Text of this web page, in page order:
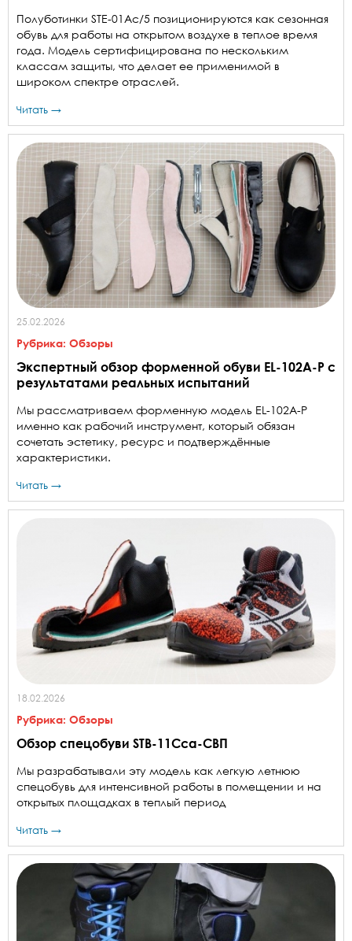
Полуботинки STE-01Aс/5 позиционируются как сезонная
обувь для работы на открытом воздухе в теплое время
года. Модель сертифицирована по нескольким
классам защиты, что делает ее применимой в
широком спектре отраслей.
Читать →
25.02.2026
Рубрика: Обзоры
Экспертный обзор форменной обуви EL-102A-Р с
результатами реальных испытаний
Мы рассматриваем форменную модель EL-102A-Р
именно как рабочий инструмент, который обязан
сочетать эстетику, ресурс и подтверждённые
характеристики.
Читать →
18.02.2026
Рубрика: Обзоры
Обзор спецобуви STB-11Cсa-СВП
Мы разрабатывали эту модель как легкую летнюю
спецобувь для интенсивной работы в помещении и на
открытых площадках в теплый период
Читать →